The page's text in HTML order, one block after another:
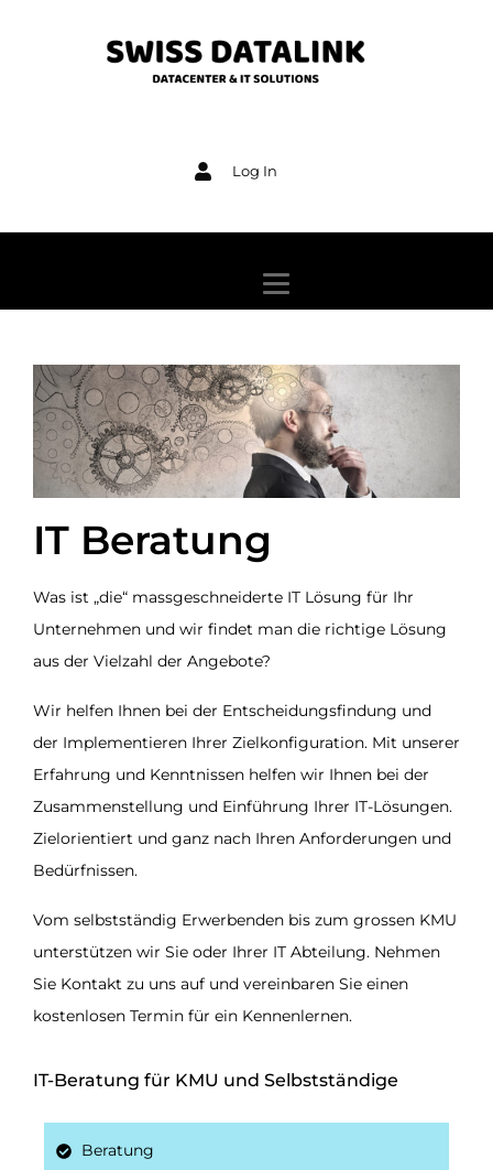
Log In
IT Beratung
Was ist „die“ massgeschneiderte IT Lösung für Ihr
Unternehmen und wir findet man die richtige Lösung
aus der Vielzahl der Angebote?
Wir helfen Ihnen bei der Entscheidungsfindung und
der Implementieren Ihrer Zielkonfiguration. Mit unserer
Erfahrung und Kenntnissen helfen wir Ihnen bei der
Zusammenstellung und Einführung Ihrer IT-Lösungen.
Zielorientiert und ganz nach Ihren Anforderungen und
Bedürfnissen.
Vom selbstständig Erwerbenden bis zum grossen KMU
unterstützen wir Sie oder Ihrer IT Abteilung. Nehmen
Sie Kontakt zu uns auf und vereinbaren Sie einen
kostenlosen Termin für ein Kennenlernen.
IT-Beratung für KMU und Selbstständige
Beratung